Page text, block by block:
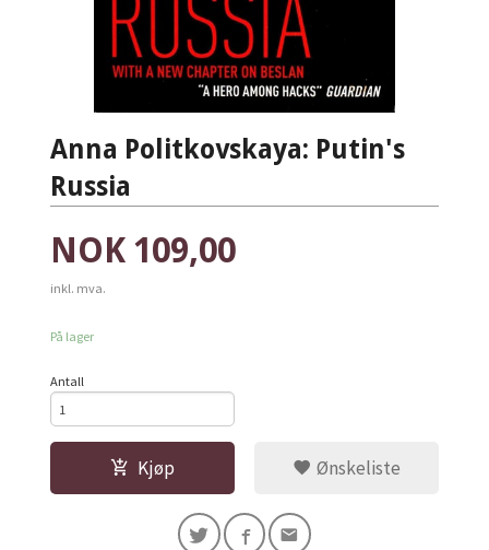
Anna Politkovskaya: Putin's
Russia
Pris
NOK 109,00
inkl. mva.
På lager
Antall
Kjøp Ønskeliste